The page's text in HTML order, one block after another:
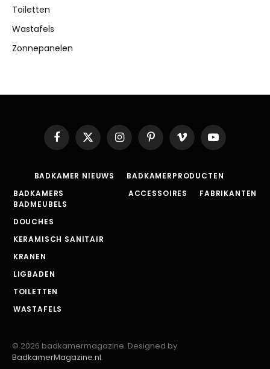
Toiletten
Wastafels
Zonnepanelen
Facebook
X
(Twitter)
InstagramPinterestVimeo YouTube
BADKAMER NIEUWS
BADKAMERPRODUCTEN
BADKAMERS
BADMEUBELS
DOUCHES
KERAMISCH SANITAIR
KRANEN
LIGBADEN
TOILETTEN
WASTAFELS
ACCESSOIRES FABRIKANTEN
© 2026 badkamermagazine. Designed by
BadkamerMagazine.nl.